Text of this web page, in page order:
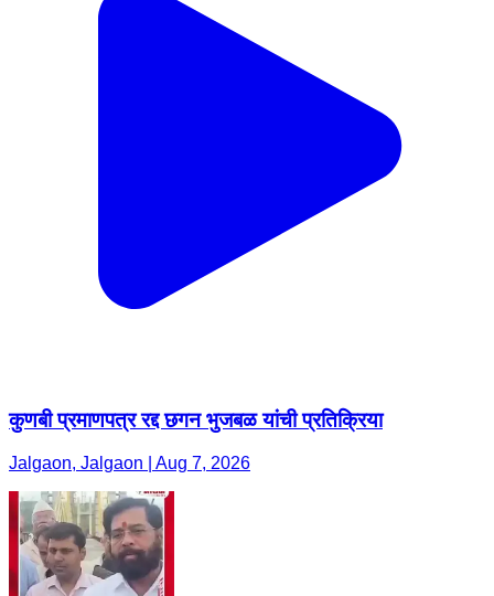
कुणबी प्रमाणपत्र रद्द छगन भुजबळ यांची प्रतिक्रिया
Jalgaon, Jalgaon | Aug 7, 2026